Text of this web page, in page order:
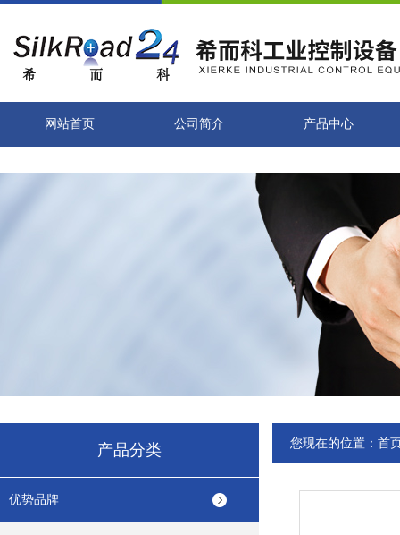
网站首页 公司简介 产品中心
产品分类
优势品牌
您现在的位置： 首